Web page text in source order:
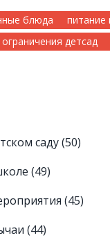
блюда
питание
ограничения детсад
саду(50)
(49)
(45)
(44)